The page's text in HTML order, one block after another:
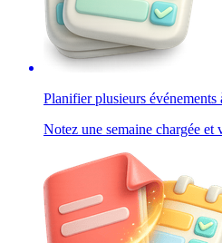
Planifier plusieurs événements
Notez une semaine chargée et